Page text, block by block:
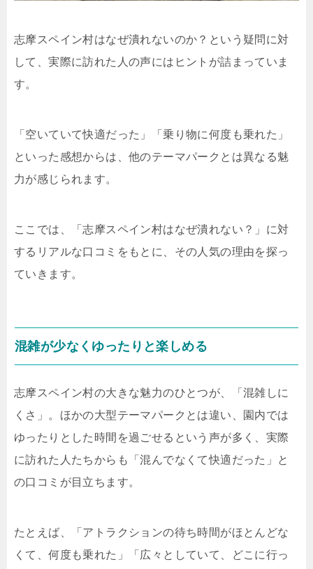
志摩スペイン村はなぜ潰れないのか？という疑問に対
して、実際に訪れた人の声にはヒントが詰まっていま
す。
「空いていて快適だった」「乗り物に何度も乗れた」
といった感想からは、他のテーマパークとは異なる魅
力が感じられます。
ここでは、「志摩スペイン村はなぜ潰れない？」に対
するリアルな口コミをもとに、その人気の理由を探っ
ていきます。
混雑が少なくゆったりと楽しめる
志摩スペイン村の大きな魅力のひとつが、「混雑しに
くさ」。ほかの大型テーマパークとは違い、園内では
ゆったりとした時間を過ごせるという声が多く、実際
に訪れた人たちからも「混んでなくて快適だった」と
の口コミが目立ちます。
たとえば、「アトラクションの待ち時間がほとんどな
くて、何度も乗れた」「広々としていて、どこに行っ